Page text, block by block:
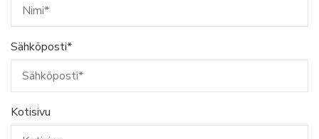
Sähköposti*
Kotisivu